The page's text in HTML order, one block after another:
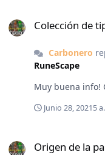
Colección de
Carbonero
RuneScape
Muy buena info!
Junio 28, 20215 a.
Origen de la